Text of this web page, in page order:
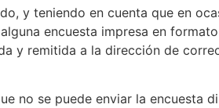
y teniendo en cuenta que en
encuesta impresa en
y remitida a la dirección de
no se puede enviar la encuesta